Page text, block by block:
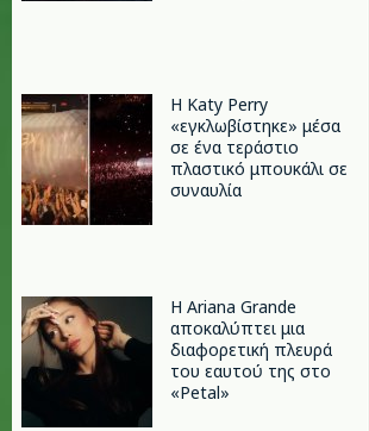
H Katy Perry
«εγκλωβίστηκε» μέσα
σε ένα τεράστιο
πλαστικό μπουκάλι σε
συναυλία
Η Ariana Grande
αποκαλύπτει μια
διαφορετική πλευρά
του εαυτού της στο
«Petal»